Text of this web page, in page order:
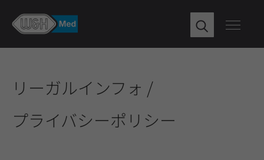
リーガルインフォ /
プライバシーポリシー